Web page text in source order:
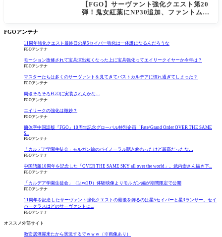
【FGO】サーヴァント強化クエスト第20
弾！鬼女紅葉にNP30追加、ファントムも
FGOアンテナ
11周年強化クエスト最終日の星5セイバー強化は一体誰になるんだろうな
FGOアンテナ
モーション改修されて宝具演出短くなった上に宝具強化ってエイリークイヤーか今年は？
FGOアンテナ
マスターたちは多くのサーヴァントを見てきてバストカルデアに慣れ過ぎてしまった？
FGOアンテナ
周瑜そろそろFGOに実装されんかな…
FGOアンテナ
エイリークの強化は微妙？
FGOアンテナ
簡体字中国語版『FGO』10周年記念グローバル特別企画「Fate/Grand Order OVER THE SAME
S...
FGOアンテナ
「カルデア学園生徒会」モルガン編のバイノーラル聴き終わったけど最高だったな…
FGOアンテナ
中国語版10周年を記念した「OVER THE SAME SKY all over the world」。武内崇さん描き下...
FGOアンテナ
「カルデア学園生徒会」（Live2D）体験映像よりモルガン編が期間限定で公開
FGOアンテナ
11周年を記念したサーヴァント強化クエストの最後を飾るのは星5セイバーと星3ランサー。セイ
バークラスはどのサーヴァントに...
FGOアンテナ
オススメ外部サイト
激安居酒屋来たから実況するでｗｗｗ（※画像あり）